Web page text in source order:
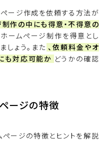
ージ作成を依頼する方法が
作の中にも得意・不得意の
ームページ制作を得意とし
ょう。また 、依頼料金やオ
も対応可能か どうかの確認
ージの特徴
ページの特徴とヒントを解説